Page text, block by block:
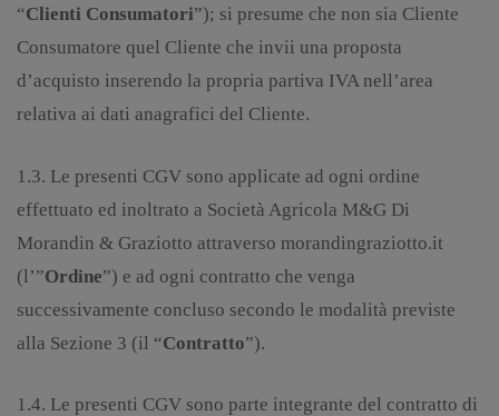
“Clienti Consumatori”); si presume che non sia Cliente
Consumatore quel Cliente che invii una proposta
d’acquisto inserendo la propria partiva IVA nell’area
relativa ai dati anagrafici del Cliente.
1.3. Le presenti CGV sono applicate ad ogni ordine
effettuato ed inoltrato a Società Agricola M&G Di
Morandin & Graziotto attraverso morandingraziotto.it
(l’”Ordine”) e ad ogni contratto che venga
successivamente concluso secondo le modalità previste
alla Sezione 3 (il “Contratto”).
1.4. Le presenti CGV sono parte integrante del contratto di